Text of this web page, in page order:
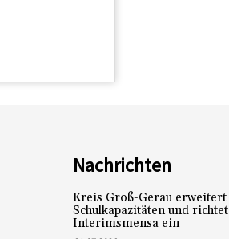
Nachrichten
Kreis Groß-Gerau erweitert
Schulkapazitäten und richtet
Interimsmensa ein